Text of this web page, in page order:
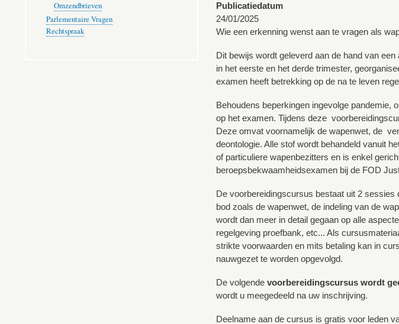
Publicatiedatum
24/01/2025
Wie een erkenning wenst aan te vragen als
Dit bewijs wordt geleverd aan de hand van
in het eerste en het derde trimester,
examen heeft betrekking op de na te leven
Behoudens beperkingen ingevolge pandemie,
op het examen. Tijdens deze
Deze omvat voornamelijk de wapenwet, de
deontologie. Alle stof wordt behandeld vanuit
of particuliere wapenbezitters en is enkel
beroepsbekwaamheidsexamen bij de FOD
De voorbereidingscursus bestaat uit 2
bod zoals de wapenwet, de indeling van de
wordt dan meer in detail gegaan op alle
regelgeving proefbank, etc... Als
strikte voorwaarden en mits betaling kan in
nauwgezet te worden opgevolgd.
De volgendevoorbereidingscursus wordt
wordt u meegedeeld na uw inschrijving.
Deelname aan de cursus is gratis voor leden
Omzendbrieven
Parlementaire Vragen
Rechtspraak